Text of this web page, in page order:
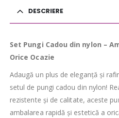
DESCRIERE
Set Pungi Cadou din nylon –
Orice Ocazie
Adaugă un plus de eleganță și
setul de pungi cadou din nylon!
rezistente și de calitate, aceste
ambalarea rapidă și estetică a